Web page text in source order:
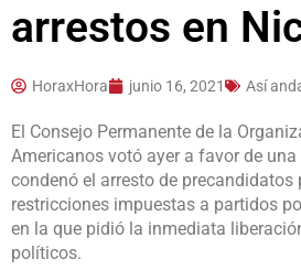
arrestos en
HoraxHora junio 16, 2021 Así
El Consejo Permanente de la
Americanos votó ayer a favor de
condenó el arresto de precandidatos
restricciones impuestas a partidos
en la que pidió la inmediata
políticos.